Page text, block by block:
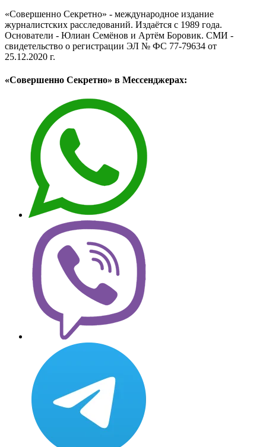
«Совершенно Секретно» - международное издание
журналистских расследований. Издаётся с 1989 года.
Основатели - Юлиан Семёнов и Артём Боровик. CМИ -
свидетельство о регистрации ЭЛ № ФС 77-79634 от
25.12.2020 г.
«Совершенно Секретно» в Мессенджерах: